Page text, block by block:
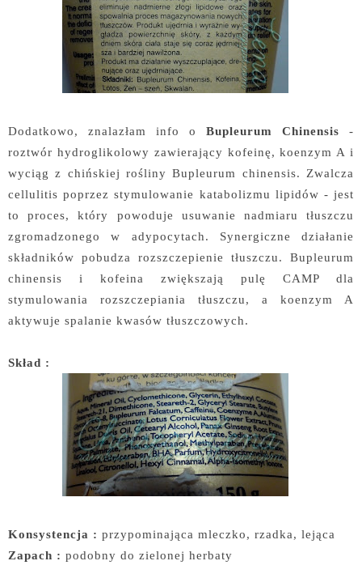
Dodatkowo, znalazłam info o Bupleurum Chinensis -
roztwór hydroglikolowy zawierający kofeinę, koenzym A i
wyciąg z chińskiej rośliny Bupleurum chinensis. Zwalcza
cellulitis poprzez stymulowanie katabolizmu lipidów - jest
to proces, który powoduje usuwanie nadmiaru tłuszczu
zgromadzonego w adypocytach. Synergiczne działanie
składników pobudza rozszczepienie tłuszczu. Bupleurum
chinensis i kofeina zwiększają pulę CAMP dla
stymulowania rozszczepiania tłuszczu, a koenzym A
aktywuje spalanie kwasów tłuszczowych.
Skład :
Konsystencja : przypominająca mleczko, rzadka, lejąca
Zapach : podobny do zielonej herbaty